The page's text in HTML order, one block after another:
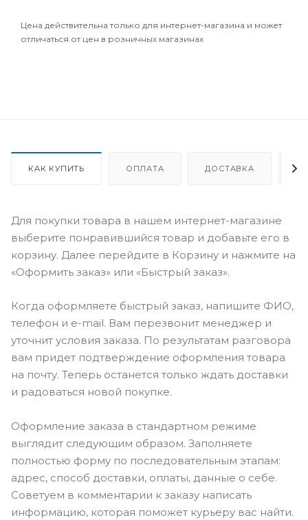
Цена действительна только для интернет-магазина и может
отличаться от цен в розничных магазинах
КАК КУПИТЬ ОПЛАТА ДОСТАВКА
Для покупки товара в нашем интернет-магазине
выберите понравившийся товар и добавьте его в
корзину. Далее перейдите в Корзину и нажмите на
«Оформить заказ» или «Быстрый заказ».
Когда оформляете быстрый заказ, напишите ФИО,
телефон и e-mail. Вам перезвонит менеджер и
уточнит условия заказа. По результатам разговора
вам придет подтверждение оформления товара
на почту. Теперь останется только ждать доставки
и радоваться новой покупке.
Оформление заказа в стандартном режиме
выглядит следующим образом. Заполняете
полностью форму по последовательным этапам:
адрес, способ доставки, оплаты, данные о себе.
Советуем в комментарии к заказу написать
информацию, которая поможет курьеру вас найти.